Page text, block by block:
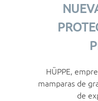
HÜPPE,
mamparas de
de